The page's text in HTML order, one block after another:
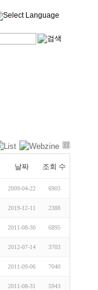
날짜 조회 수
2009-04-22 6903
2019-12-11 2388
2011-08-30 6895
2012-07-14 3703
2011-09-06 7040
2011-08-31 5943